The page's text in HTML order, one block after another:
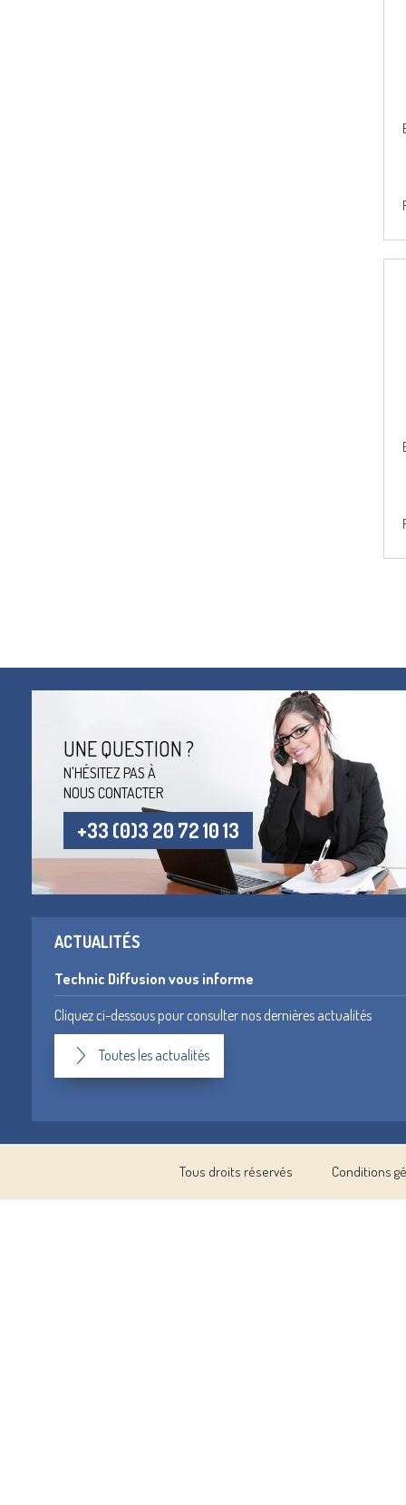
UNE QUESTION ?
N'HÉSITEZ PAS À
NOUS CONTACTER
+33 (0)3 20 72 10 13
ACTUALITÉS
Technic Diffusion vous informe
Cliquez ci-dessous pour consulter nos dernières actualités
Toutes les actualités
Tous droits réservés Conditions